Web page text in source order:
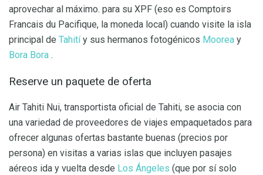
aprovechar al máximo. para su XPF (eso es Comptoirs
Francais du Pacifique, la moneda local) cuando visite la isla
principal de Tahitíy sus hermanos fotogénicos Moorea y
Bora Bora .
Reserve un paquete de oferta
Air Tahiti Nui, transportista oficial de Tahiti, se asocia con
una variedad de proveedores de viajes empaquetados para
ofrecer algunas ofertas bastante buenas (precios por
persona) en visitas a varias islas que incluyen pasajes
aéreos ida y vuelta desde Los Ángeles (que por sí solo